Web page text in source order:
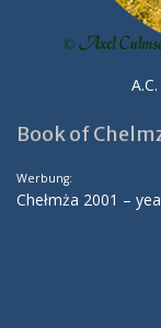
Book of
Werbung:
Chełmża 2001 –